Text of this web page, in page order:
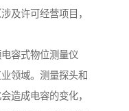
及许可经营项目，
容式物位测量仪
领域。测量探头和
造成电容的变化，